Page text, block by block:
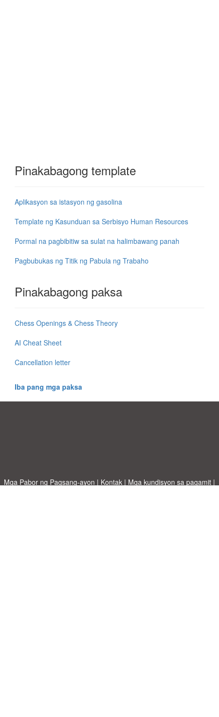
Pinakabagong template
Aplikasyon sa istasyon ng gasolina
Template ng Kasunduan sa Serbisyo Human Resources
Pormal na pagbibitiw sa sulat na halimbawang panah
Pagbubukas ng Titik ng Pabula ng Trabaho
Pinakabagong paksa
Chess Openings & Chess Theory
AI Cheat Sheet
Cancellation letter
Iba pang mga paksa
Mga Pabor ng Pagsang-ayon | Kontak | Mga kundisyon sa pagamit |